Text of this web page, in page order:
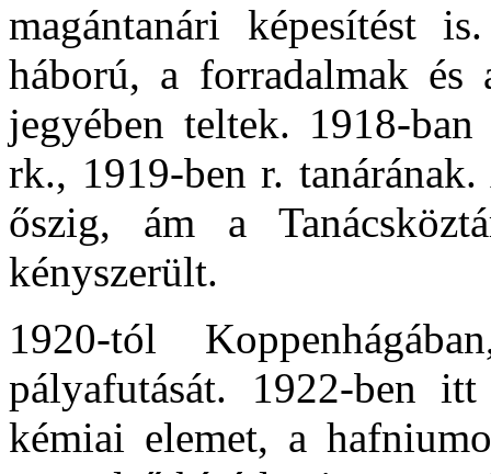
magántanári képesítést
háború, a forradalmak és
jegyében teltek. 1918-
rk., 1919-ben r.
őszig, ám a
kényszerült.
1920-tól
pályafutását. 1922-ben
kémiai elemet, a